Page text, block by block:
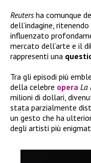
Reutersha comunque
dell’indagine,
influenzato
mercato dell’arte e il
rappresenti una
Tra gli episodi più
della celebre opera La
milioni di dollari,
stata parzialmente
un gesto che ha
degli artisti più